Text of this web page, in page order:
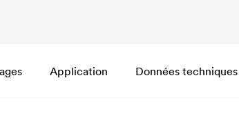
Application Données techniques